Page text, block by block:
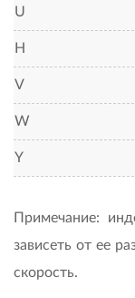
U
H
V
W
Y
Примечание:
зависеть от ее
скорость.